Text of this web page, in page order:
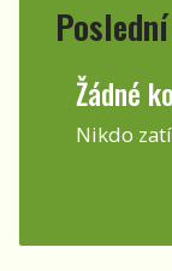
Žádné
Nikdo